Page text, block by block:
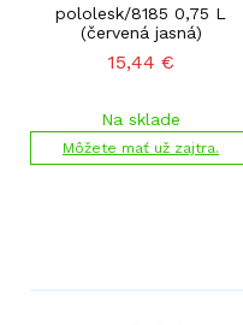
pololesk/8185 0,75 L
(červená jasná)
15,44 €
Na sklade
Môžete mať už zajtra.